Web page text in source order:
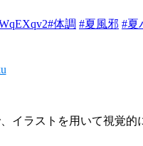
#体調 #夏風邪 #夏
イラストを用いて視覚